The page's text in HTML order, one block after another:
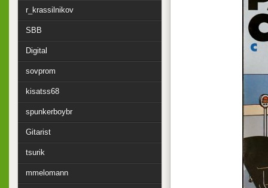
r_krassilnikov
SBB
Digital
sovprom
kisatss68
spunkerboybr
Gitarist
tsurik
mmelomann